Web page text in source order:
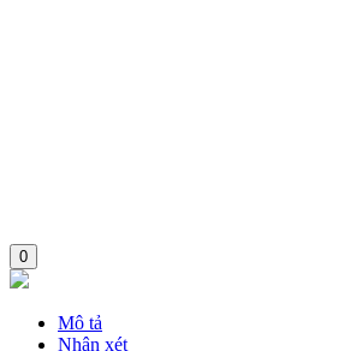
0
Mô tả
Nhận xét